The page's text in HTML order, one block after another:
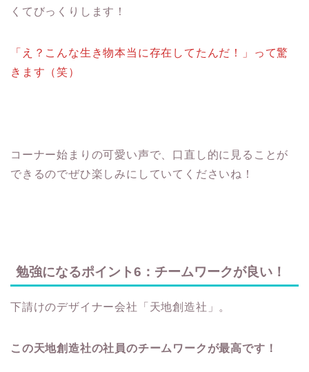
くてびっくりします！
「え？こんな生き物本当に存在してたんだ！」って驚
きます（笑）
コーナー始まりの可愛い声で、口直し的に見ることが
できるのでぜひ楽しみにしていてくださいね！
勉強になるポイント6：チームワークが良い！
下請けのデザイナー会社「天地創造社」。
この天地創造社の社員のチームワークが最高です！